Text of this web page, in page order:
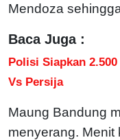
Mendoza
Baca Juga :
Polisi Siapkan
Vs Persija
Maung Bandung
menyerang. Menit